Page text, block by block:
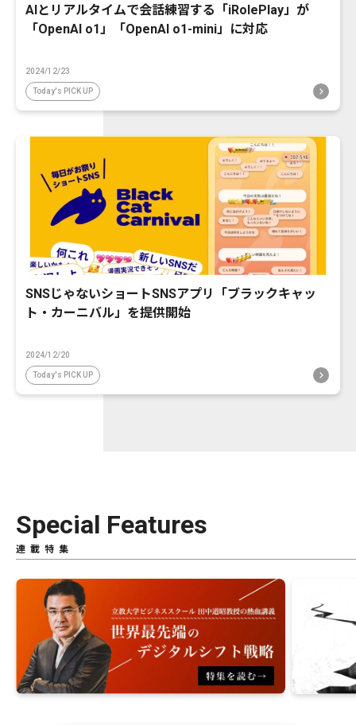
AIとリアルタイムで会話練習する「iRolePlay」が
「OpenAI o1」「OpenAI o1-mini」に対応
2024/12/23
Today's PICK UP
SNSじゃないショートSNSアプリ「ブラックキャッ
ト・カーニバル」を提供開始
2024/12/20
Today's PICK UP
Special Features
連載特集